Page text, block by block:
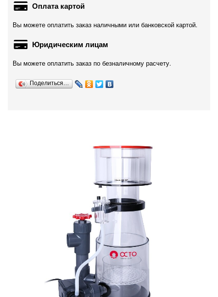
Оплата картой
Вы можете оплатить заказ наличными или банковской картой.
Юридическим лицам
Вы можете оплатить заказ по безналичному расчету.
Поделиться…